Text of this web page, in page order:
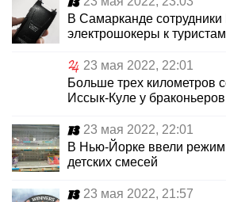
В Самарканде
электрошокеры к
23 мая 2022, 22:01
Больше трех километров
Иссык-Куле у браконьеров
23 мая 2022, 22:01
В Нью-Йорке ввели режим
детских смесей
23 мая 2022, 21:57